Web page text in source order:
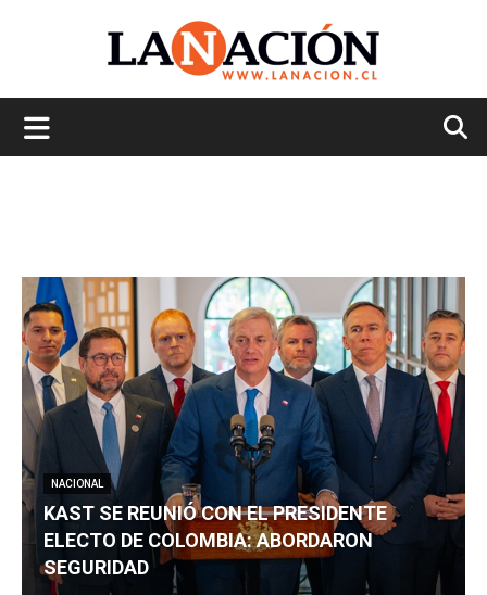
NACIONAL
KAST SE REUNIÓ CON EL PRESIDENTE
ELECTO DE COLOMBIA: ABORDARON
SEGURIDAD